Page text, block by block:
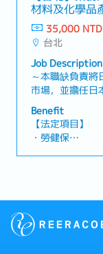
訂單管理、專案
驗。・可於穩定
的專業能力。【
點。・產品廣泛
・退休金
【公司福利】
・年終獎金（約
・三節禮金
・伙食津貼
・交通津貼
材料及化學品
35,000
台北
Job Description
～本職缺負責
市場，並擔任日
～【工作內容】
或藥品自動分析
面處理藥品銷
及業務協調・
任日本供應商與
品・電鍍相關藥
Benefit
【法定項目】
・勞健保
【公司福利】
・全民健康保險